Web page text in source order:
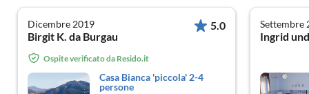
Dicembre 2019
Birgit K. da Burgau
5.0
Ospite verificato da Resido.it
Casa Bianca 'piccola' 2-4
persone
Settembre
Ingrid